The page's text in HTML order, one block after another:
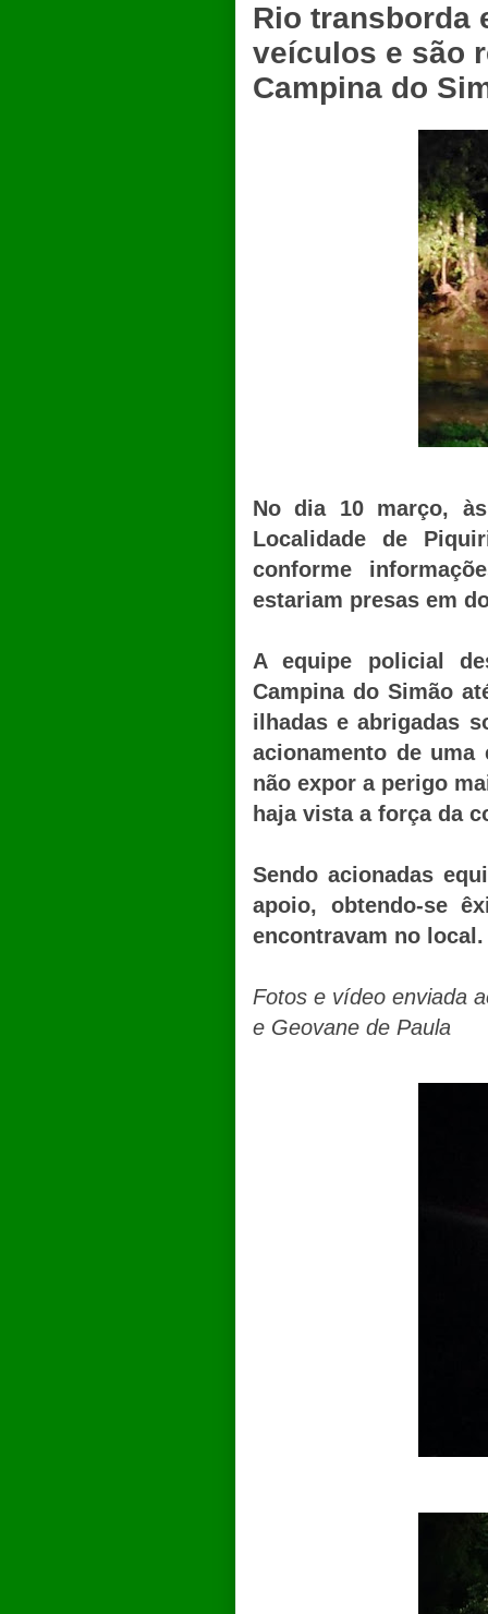
Rio transborda
veículos e são
Campina do
No dia 10 março,
Localidade de
conforme
estariam presas em
A equipe policial
Campina do Simão
ilhadas e abrigadas
acionamento de
não expor a perigo
haja vista a força da
Sendo acionadas
apoio, obtendo-se
encontravam no local.
Fotos e vídeo enviada
e Geovane de Paula